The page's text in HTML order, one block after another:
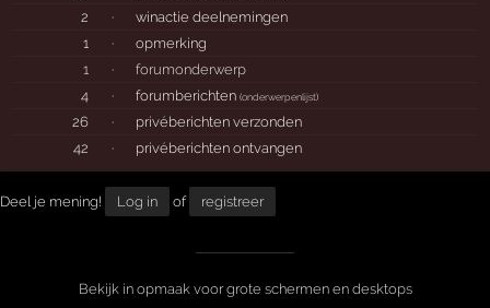
2
·
winactie deelnemingen
1
·
opmerking
1
·
forumonderwerp
4
· forumberichten(onderwerpenlijst)
26 ·
privéberichten verzonden
42
· privéberichten ontvangen
Deel je mening! Log in of registreer
Bekijk in opmaak voor grote schermen en desktops